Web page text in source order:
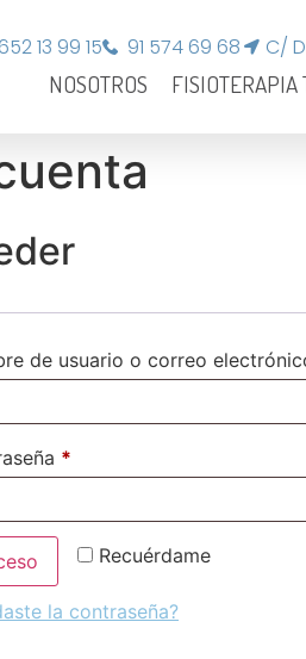
652 13 99 15 91 574 69 68 C/
NOSOTROS FISIOTERAPIA
de usuario o correo
*
Recuérdame
la contraseña?